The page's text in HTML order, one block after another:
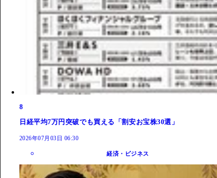
8
日経平均7万円突破でも買える「割安お宝株30選」
2026年07月03日 06:30
経済・ビジネス